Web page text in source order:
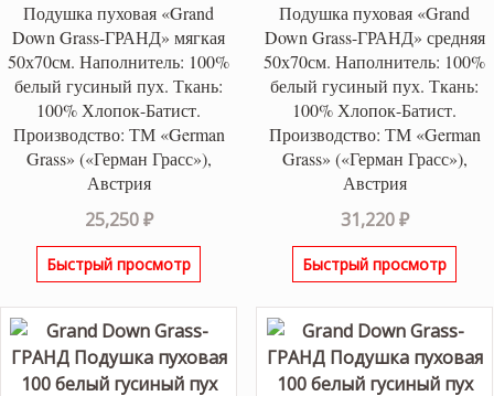
Подушка пуховая «Grand
Down Grass-ГРАНД» мягкая
50х70см. Наполнитель: 100%
белый гусиный пух. Ткань:
100% Хлопок-Батист.
Производство: ТМ «German
Grass» («Герман Грасс»),
Австрия
25,250₽
Быстрый просмотр
Подушка пуховая «Grand
Down Grass-ГРАНД» средняя
50х70см. Наполнитель: 100%
белый гусиный пух. Ткань:
100% Хлопок-Батист.
Производство: ТМ «German
Grass» («Герман Грасс»),
Австрия
31,220₽
Быстрый просмотр